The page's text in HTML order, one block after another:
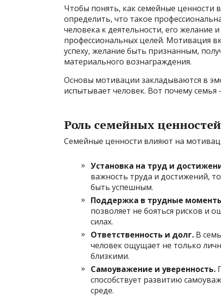
Чтобы понять, как семейные ценности
определить, что такое
человека к деятельности, его желание
профессиональных целей. Мотивация
успеху, желание быть признанным,
материального вознаграждения.
Основы мотивации закладываются в
испытывает человек. Вот почему
Роль семейных
Семейные ценности влияют на
Установка на труд и
важность труда и достижений,
быть успешным.
Поддержка в трудные
позволяет не бояться рисков и
силах.
Ответственность и долг. В
человек ощущает не только
близкими.
Самоуважение и уверенность.
способствует развитию
среде.